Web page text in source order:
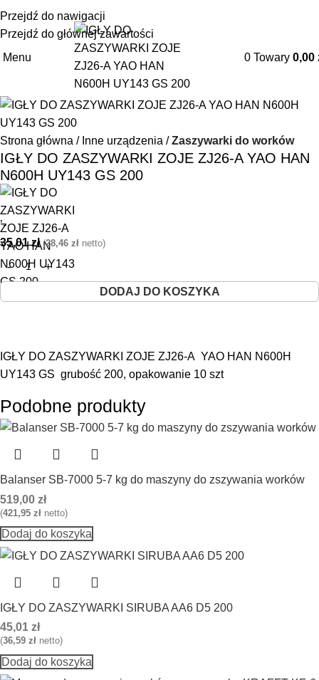
Przejdź do nawigacji
Przejdź do głównej zawartości
+48 85 653 93 55
Menu 0 Towary 0,00
Strona główna Inne urządzenia Zaszywarki do worków
IGŁY DO ZASZYWARKI ZOJE ZJ26-A YAO HAN
N600H UY143 GS 200
’-
35,01zł (28,46 zł netto)
DODAJ DO KOSZYKA
IGŁY DO ZASZYWARKI ZOJE ZJ26-A YAO HAN N600H
UY143 GS grubość 200, opakowanie 10 szt
Podobne produkty
Balanser SB-7000 5-7 kg do maszyny do zszywania worków
519,00 zł
(421,95 zł netto)
Dodaj do koszyka
IGŁY DO ZASZYWARKI SIRUBA AA6 D5 200
45,01 zł
(36,59 zł netto)
Dodaj do koszyka